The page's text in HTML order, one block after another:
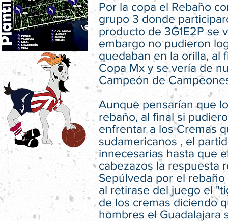
Por la copa el Rebaño
grupo 3 donde
producto de 3G1E2P se
embargo no pudieron
quedaban en la orilla, al
Copa Mx y se vería de
Campeón de
Aunque pensarían que
rebaño, al final si
enfrentar a los Cremas
sudamericanos , el
innecesarias hasta que
cabezazos la respuesta
Sepúlveda por el
al retirase del juego el
de los cremas diciendo
hombres el Guadalajara